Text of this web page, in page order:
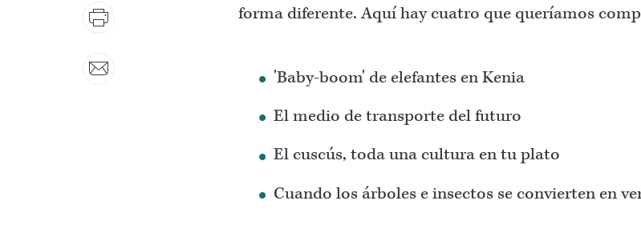
forma diferente. Aquí hay cuatro que queríamos
'Baby-boom' de elefantes en Kenia
El medio de transporte del futuro
El cuscús, toda una cultura en tu plato
Cuando los árboles e insectos se convierten en